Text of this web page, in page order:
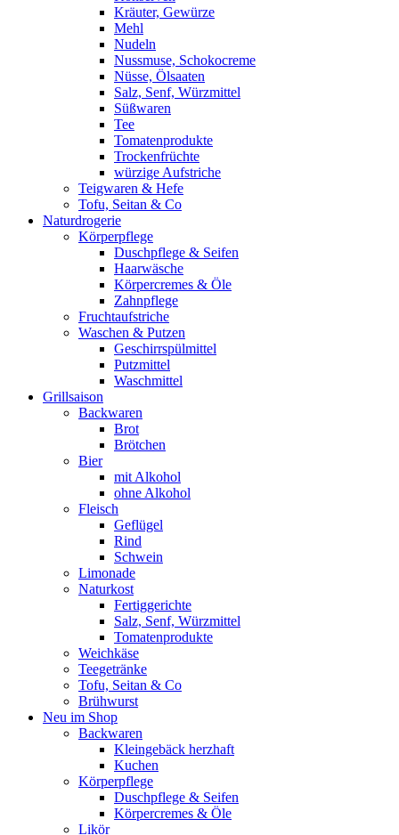
Kräuter, Gewürze
Mehl
Nudeln
Nussmuse, Schokocreme
Nüsse, Ölsaaten
Salz, Senf, Würzmittel
Süßwaren
Tee
Tomatenprodukte
Trockenfrüchte
würzige Aufstriche
Teigwaren & Hefe
Tofu, Seitan & Co
Naturdrogerie
Körperpflege
Duschpflege & Seifen
Haarwäsche
Körpercremes & Öle
Zahnpflege
Fruchtaufstriche
Waschen & Putzen
Geschirrspülmittel
Putzmittel
Waschmittel
Grillsaison
Backwaren
Brot
Brötchen
Bier
mit Alkohol
ohne Alkohol
Fleisch
Geflügel
Rind
Schwein
Limonade
Naturkost
Fertiggerichte
Salz, Senf, Würzmittel
Tomatenprodukte
Weichkäse
Teegetränke
Tofu, Seitan & Co
Brühwurst
Neu im Shop
Backwaren
Kleingebäck herzhaft
Kuchen
Körperpflege
Duschpflege & Seifen
Körpercremes & Öle
Likör